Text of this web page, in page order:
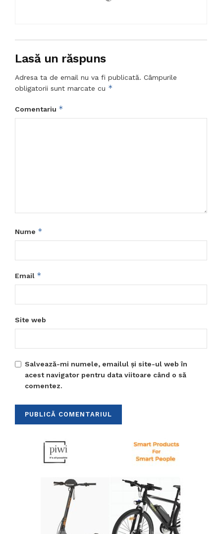
Lasă un răspuns
Adresa ta de email nu va fi publicată. Câmpurile
obligatorii sunt marcate cu *
Comentariu *
Nume *
Email *
Site web
Salvează-mi numele, emailul și site-ul web în
acest navigator pentru data viitoare când o să
comentez.